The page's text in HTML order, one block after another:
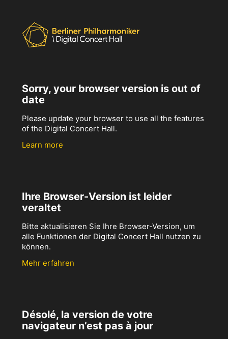
Sorry, your browser version is out of
date
Please update your browser to use all the features
of the Digital Concert Hall.
Learn more
Ihre Browser-Version ist leider
veraltet
Bitte aktualisieren Sie Ihre Browser-Version, um
alle Funktionen der Digital Concert Hall nutzen zu
können.
Mehr erfahren
Désolé, la version de votre
navigateur n’est pas à jour